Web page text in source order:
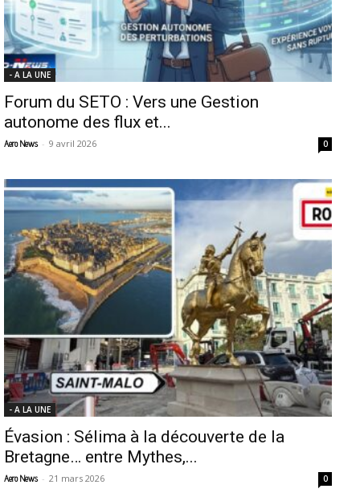
- A LA UNE
Forum du SETO : Vers une Gestion
autonome des flux et...
Aero News - 9 avril 2026 0
- A LA UNE
Évasion : Sélima à la découverte de la
Bretagne… entre Mythes,...
Aero News - 21 mars 2026 0